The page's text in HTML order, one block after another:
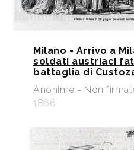
Milano - Arrivo a
soldati austriaci
battaglia di
Anonime - Non
1866